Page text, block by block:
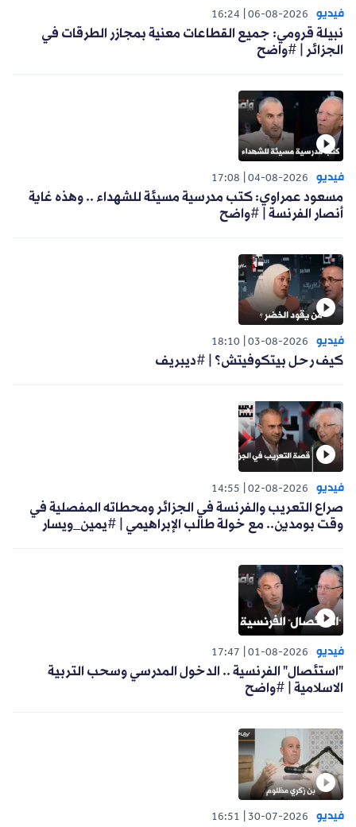
فيديو 06-08-2026
16:24
نبيلة قرومي: جميع القطاعات معنية بمجازر الطرقات في
الجزائر | #واضح
فيديو 04-08-2026
17:08
مسعود عمراوي: كتب مدرسية مسيئة للشهداء .. وهذه غاية
أنصار الفرنسة | #واضح
فيديو 03-08-2026
18:10
كيف رحل بيتكوفيتش؟ | #ديبريف
فيديو 02-08-2026
14:55
صراع التعريب والفرنسة في الجزائر ومحطاته المفصلية في
وقت بومدين.. مع خولة طالب الإبراهيمي | #يمين_ويسار
فيديو 01-08-2026
17:47
"استئصال" الفرنسية .. الدخول المدرسي وسحب التربية
الاسلامية | #واضح
فيديو 30-07-2026
16:51